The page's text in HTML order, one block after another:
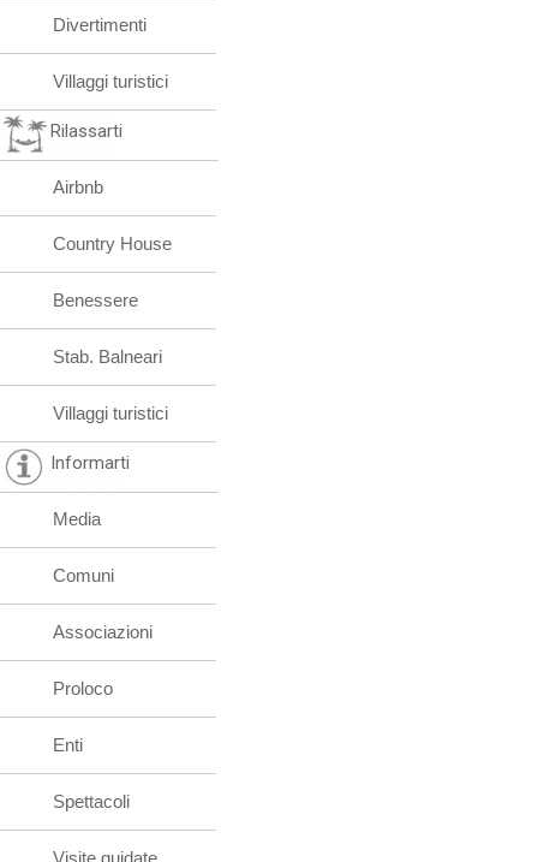
Divertimenti
Villaggi turistici
Rilassarti
Airbnb
Country House
Benessere
Stab. Balneari
Villaggi turistici
Informarti
Media
Comuni
Associazioni
Proloco
Enti
Spettacoli
Visite guidate